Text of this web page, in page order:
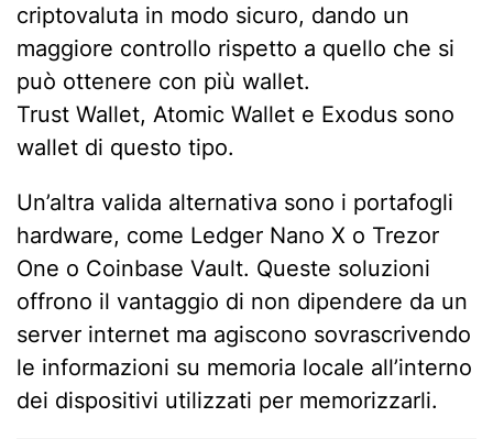
criptovaluta in modo sicuro, dando un
maggiore controllo rispetto a quello che si
può ottenere con più wallet.
Trust Wallet, Atomic Wallet e Exodus sono
wallet di questo tipo.
Un’altra valida alternativa sono i portafogli
hardware, come Ledger Nano X o Trezor
One o Coinbase Vault. Queste soluzioni
offrono il vantaggio di non dipendere da un
server internet ma agiscono sovrascrivendo
le informazioni su memoria locale all’interno
dei dispositivi utilizzati per memorizzarli.